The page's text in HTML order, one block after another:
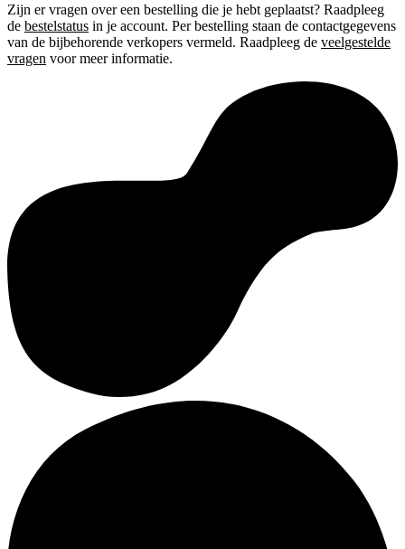
Zijn er vragen over een bestelling die je hebt geplaatst? Raadpleeg
de bestelstatus in je account. Per bestelling staan de contactgegevens
van de bijbehorende verkopers vermeld. Raadpleeg de veelgestelde
vragen voor meer informatie.